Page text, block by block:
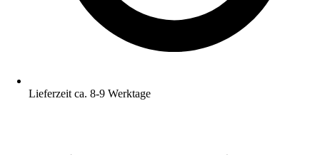
Lieferzeit ca. 8-9 Werktage